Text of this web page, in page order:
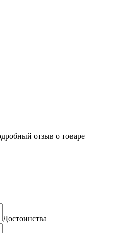
отзыв о товаре
Достоинства